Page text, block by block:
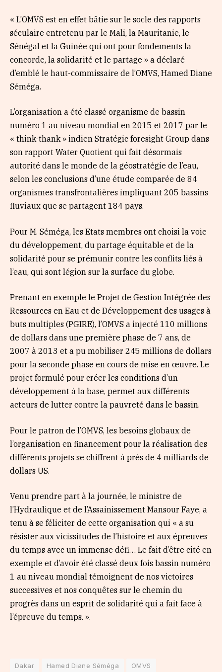
« L’OMVS est en effet bâtie sur le socle des rapports
séculaire entretenu par le Mali, la Mauritanie, le
Sénégal et la Guinée qui ont pour fondements la
concorde, la solidarité et le partage » a déclaré
d’emblé le haut-commissaire de l’OMVS, Hamed Diane
Séméga.
L’organisation a été classé organisme de bassin
numéro 1 au niveau mondial en 2015 et 2017 par le
« think-thank » indien Stratégic foresight Group dans
son rapport Water Quotient qui fait désormais
autorité dans le monde de la géostratégie de l’eau,
selon les conclusions d’une étude comparée de 84
organismes transfrontalières impliquant 205 bassins
fluviaux que se partagent 184 pays.
Pour M. Séméga, les Etats membres ont choisi la voie
du développement, du partage équitable et de la
solidarité pour se prémunir contre les conflits liés à
l’eau, qui sont légion sur la surface du globe.
Prenant en exemple le Projet de Gestion Intégrée des
Ressources en Eau et de Développement des usages à
buts multiples (PGIRE), l’OMVS a injecté 110 millions
de dollars dans une première phase de 7 ans, de
2007 à 2013 et a pu mobiliser 245 millions de dollars
pour la seconde phase en cours de mise en œuvre. Le
projet formulé pour créer les conditions d’un
développement à la base, permet aux différents
acteurs de lutter contre la pauvreté dans le bassin.
Pour le patron de l’OMVS, les besoins globaux de
l’organisation en financement pour la réalisation des
différents projets se chiffrent à près de 4 milliards de
dollars US.
Venu prendre part à la journée, le ministre de
l’Hydraulique et de l’Assainissement Mansour Faye, a
tenu à se féliciter de cette organisation qui « a su
résister aux vicissitudes de l’histoire et aux épreuves
du temps avec un immense défi… Le fait d’être cité en
exemple et d’avoir été classé deux fois bassin numéro
1 au niveau mondial témoignent de nos victoires
successives et nos conquêtes sur le chemin du
progrès dans un esprit de solidarité qui a fait face à
l’épreuve du temps. ».
Dakar Hamed Diane Séméga OMVS